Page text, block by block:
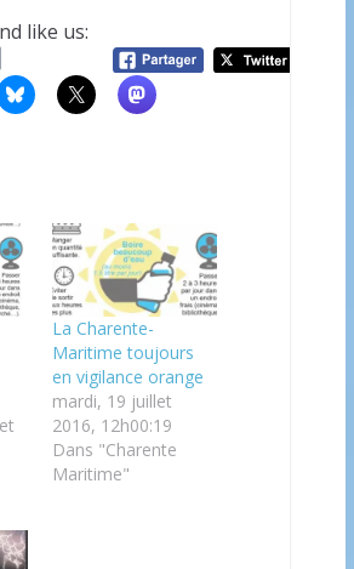
like us:
La Charente-
Maritime toujours
en vigilance orange
mardi, 19 juillet
2016, 12h00:19
Dans "Charente
Maritime"